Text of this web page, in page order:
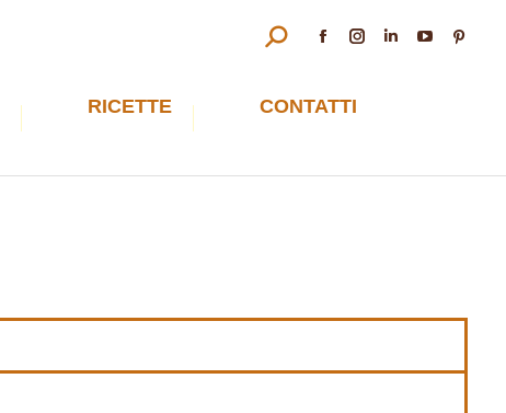
RICETTE CONTATTI